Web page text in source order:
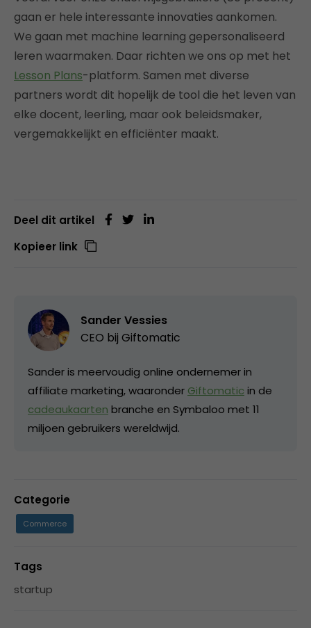
gaan er hele interessante innovaties aankomen.
We gaan met machine learning gepersonaliseerd
leren waarmaken. Daar richten we ons op met het
Lesson Plans-platform. Samen met diverse
partners wordt dit hopelijk de tool die het leven van
elke docent, leerling, maar ook beleidsmaker,
vergemakkelijkt en efficiënter maakt.
Deel dit artikel
Kopieer link
Sander Vessies
CEO bij Giftomatic
Sander is meervoudig online ondernemer in
affiliate marketing, waaronder Giftomatic in de
cadeaukaarten branche en Symbaloo met 11
miljoen gebruikers wereldwijd.
Categorie
Commerce
Tags
startup